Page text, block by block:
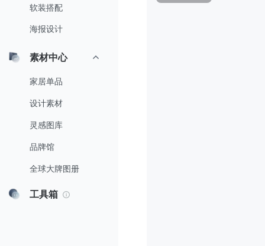
软装搭配
海报设计
素材中心
家居单品
设计素材
灵感图库
品牌馆
全球大牌图册
工具箱